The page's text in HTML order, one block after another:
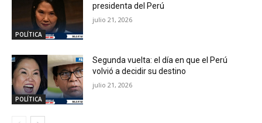
POLÍTICA
presidenta del Perú
julio 21, 2026
POLÍTICA
Segunda vuelta: el día en que el Perú
volvió a decidir su destino
julio 21, 2026